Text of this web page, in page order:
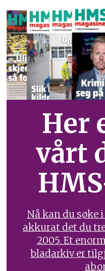
Her
vårt
Nå kan du søke
akkurat det du
2005. Et
bladarkiv er